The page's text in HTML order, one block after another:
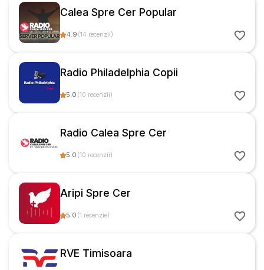
Calea Spre Cer Popular
4.9 (14 recenzii)
Radio Philadelphia Copii
5.0 (10 recenzii)
Radio Calea Spre Cer
5.0 (10 recenzii)
Aripi Spre Cer
5.0 (1 recenzie)
RVE Timisoara